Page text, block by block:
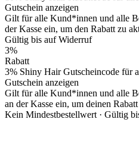
Gutschein anzeigen
Gilt für alle Kund*innen und alle
der Kasse ein, um den Rabatt zu
Gültig bis auf Widerruf
3%
Rabatt
3% Shiny Hair Gutscheincode für
Gutschein anzeigen
Gilt für alle Kund*innen und alle
an der Kasse ein, um deinen
Kein Mindestbestellwert · Gültig